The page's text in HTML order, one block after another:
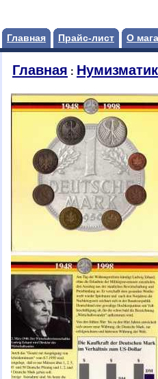
Главная Прайс-лист О
Главная :